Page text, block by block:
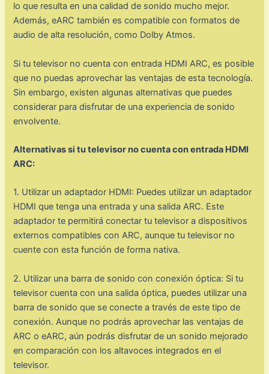
lo que resulta en una calidad de sonido mucho mejor.
Además, eARC también es compatible con formatos de
audio de alta resolución, como Dolby Atmos.
Si tu televisor no cuenta con entrada HDMI ARC, es posible
que no puedas aprovechar las ventajas de esta tecnología.
Sin embargo, existen algunas alternativas que puedes
considerar para disfrutar de una experiencia de sonido
envolvente.
Alternativas si tu televisor no cuenta con entrada HDMI
ARC:
1. Utilizar un adaptador HDMI: Puedes utilizar un adaptador
HDMI que tenga una entrada y una salida ARC. Este
adaptador te permitirá conectar tu televisor a dispositivos
externos compatibles con ARC, aunque tu televisor no
cuente con esta función de forma nativa.
2. Utilizar una barra de sonido con conexión óptica: Si tu
televisor cuenta con una salida óptica, puedes utilizar una
barra de sonido que se conecte a través de este tipo de
conexión. Aunque no podrás aprovechar las ventajas de
ARC o eARC, aún podrás disfrutar de un sonido mejorado
en comparación con los altavoces integrados en el
televisor.